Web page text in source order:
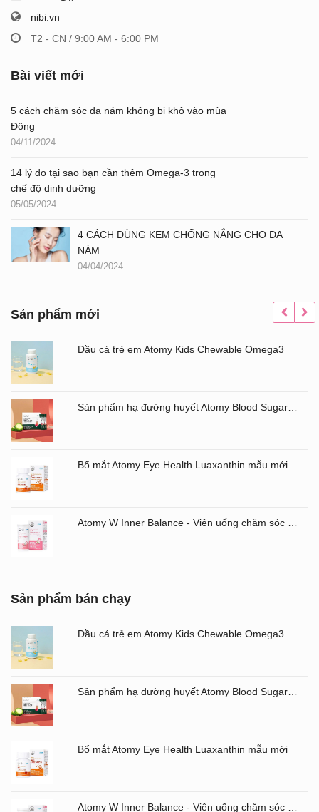
nibi.vn
T2 - CN / 9:00 AM - 6:00 PM
Bài viết mới
5 cách chăm sóc da nám không bị khô vào mùa
Đông
04/11/2024
14 lý do tại sao bạn cần thêm Omega-3 trong
chế độ dinh dưỡng
05/05/2024
4 CÁCH DÙNG KEM CHỐNG NẮNG CHO DA
NÁM
04/04/2024
Sản phẩm mới
Dầu cá trẻ em Atomy Kids Chewable Omega3
Sản phẩm hạ đường huyết Atomy Blood Sugar Cut Bitter Melon chiết xuất mướp đắng hộp 60 gói
Bổ mắt Atomy Eye Health Luaxanthin mẫu mới
Sản phẩm bán chạy
Dầu cá trẻ em Atomy Kids Chewable Omega3
Sản phẩm hạ đường huyết Atomy Blood Sugar Cut Bitter Melon chiết xuất mướp đắng hộp 60 gói
Bổ mắt Atomy Eye Health Luaxanthin mẫu mới